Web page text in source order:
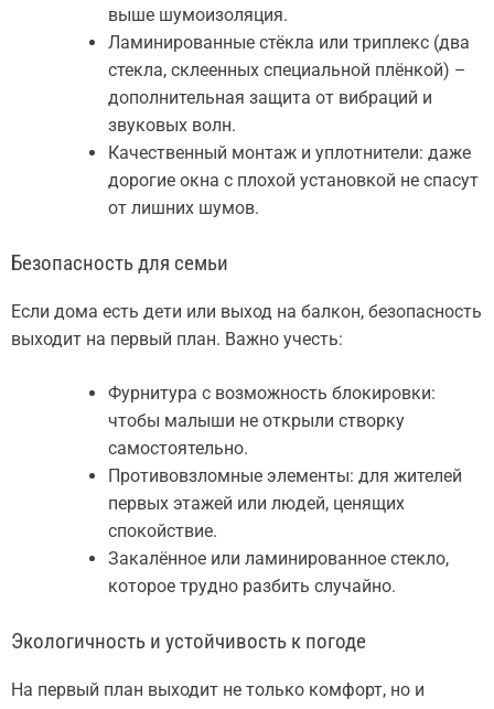
выше шумоизоляция.
Ламинированные стёкла или триплекс (два
стекла, склеенных специальной плёнкой) –
дополнительная защита от вибраций и
звуковых волн.
Качественный монтаж и уплотнители: даже
дорогие окна с плохой установкой не спасут
от лишних шумов.
Безопасность для семьи
Если дома есть дети или выход на балкон, безопасность
выходит на первый план. Важно учесть:
Фурнитура с возможность блокировки:
чтобы малыши не открыли створку
самостоятельно.
Противовзломные элементы: для жителей
первых этажей или людей, ценящих
спокойствие.
Закалённое или ламинированное стекло,
которое трудно разбить случайно.
Экологичность и устойчивость к погоде
На первый план выходит не только комфорт, но и